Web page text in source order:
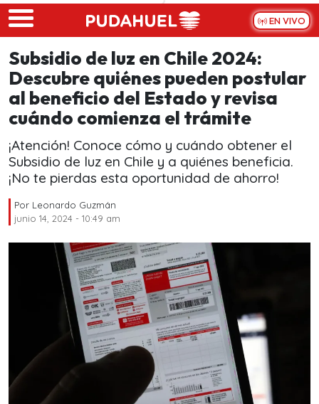
Skip to main content
EN VIVO
Subsidio de luz en Chile 2024:
Descubre quiénes pueden postular
al beneficio del Estado y revisa
cuándo comienza el trámite
¡Atención! Conoce cómo y cuándo obtener el
Subsidio de luz en Chile y a quiénes beneficia.
¡No te pierdas esta oportunidad de ahorro!
Por Leonardo Guzmán
junio 14, 2024 - 10:49 am